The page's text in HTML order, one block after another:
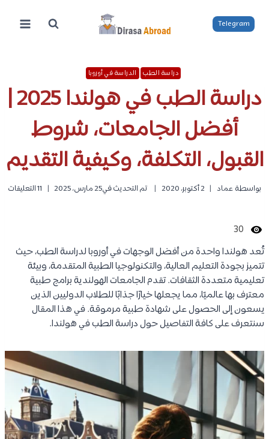
المحتوى
Telegram
دراسة الطب الدراسة في أوروبا
دراسة الطب في هولندا 2025 |
أفضل الجامعات، شروط
القبول، التكلفة، وكيفية التقديم
بواسطة عماد 2 أكتوبر، 2020 تم التحديث في25 مارس، 2025 11 التعليقات
30
تُعد هولندا واحدة من أفضل الوجهات في أوروبا لدراسة الطب، حيث
تتميز بجودة التعليم العالية، والتكنولوجيا الطبية المتقدمة، وبيئة
تعليمية متعددة الثقافات. تقدم الجامعات الهولندية برامج طبية
معترف بها عالميًا، مما يجعلها خيارًا جذابًا للطلاب الدوليين الذين
يسعون إلى الحصول على شهادة طبية مرموقة. في هذا المقال
سنتعرف على كافة التفاصيل حول دراسة الطب في هولندا.